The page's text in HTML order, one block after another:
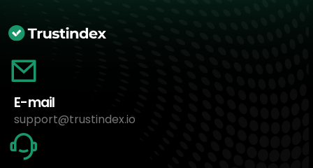
E-mail
support@trustindex.io